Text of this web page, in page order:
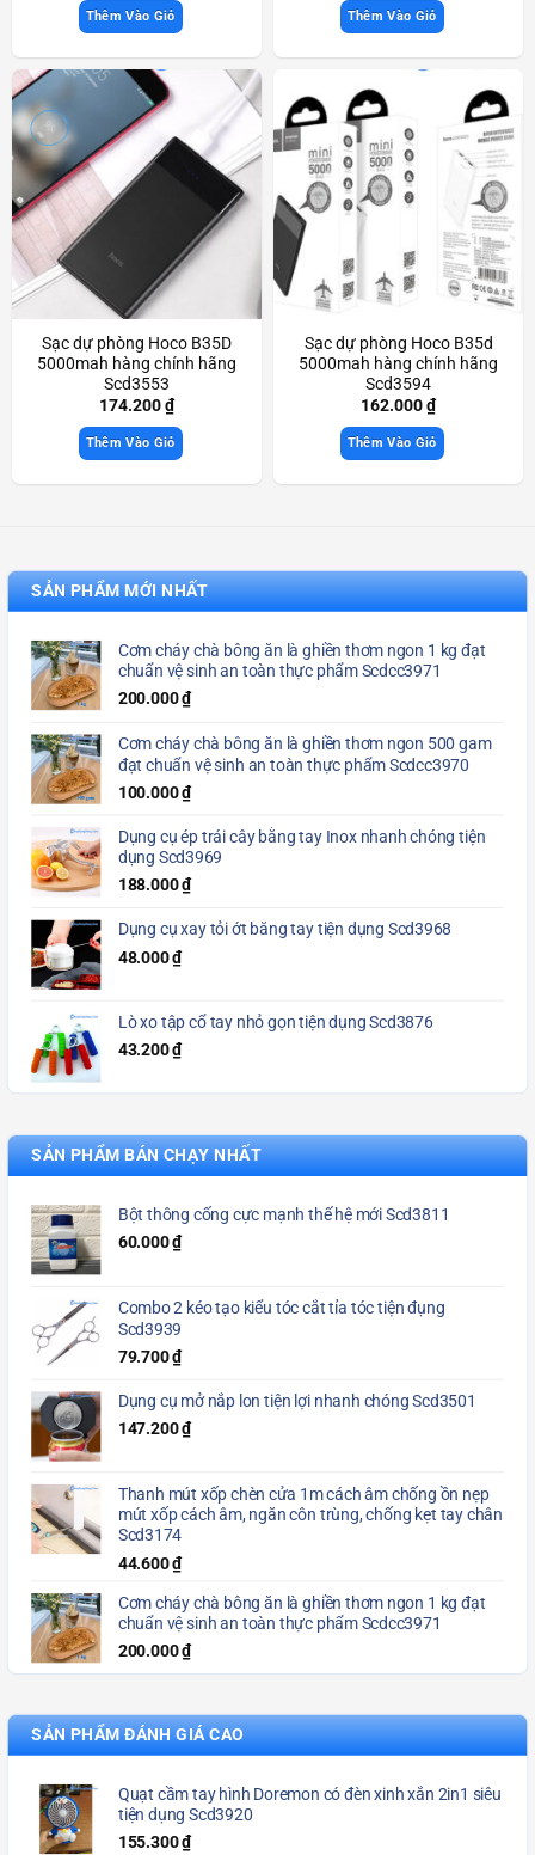
Thêm Vào Giỏ Thêm Vào Giỏ
Sạc dự phòng Hoco B35D
5000mah hàng chính hãng
Scd3553
174.200₫
Thêm Vào Giỏ
Sạc dự phòng Hoco B35d
5000mah hàng chính hãng
Scd3594
162.000₫
Thêm Vào Giỏ
SẢN PHẨM MỚI NHẤT
Cơm cháy chà bông ăn là ghiền thơm ngon 1 kg đạt
chuẩn vệ sinh an toàn thực phẩm Scdcc3971
200.000₫
Cơm cháy chà bông ăn là ghiền thơm ngon 500 gam
đạt chuẩn vệ sinh an toàn thực phẩm Scdcc3970
100.000₫
Dụng cụ ép trái cây bằng tay Inox nhanh chóng tiện
dụng Scd3969
188.000₫
Dụng cụ xay tỏi ớt bằng tay tiện dụng Scd3968
48.000₫
Lò xo tập cổ tay nhỏ gọn tiện dụng Scd3876
43.200₫
SẢN PHẨM BÁN CHẠY NHẤT
Bột thông cống cực mạnh thế hệ mới Scd3811
60.000₫
Combo 2 kéo tạo kiểu tóc cắt tỉa tóc tiện đụng
Scd3939
79.700₫
Dụng cụ mở nắp lon tiện lợi nhanh chóng Scd3501
147.200₫
Thanh mút xốp chèn cửa 1m cách âm chống ồn nẹp
mút xốp cách âm, ngăn côn trùng, chống kẹt tay chân
Scd3174
44.600₫
Cơm cháy chà bông ăn là ghiền thơm ngon 1 kg đạt
chuẩn vệ sinh an toàn thực phẩm Scdcc3971
200.000₫
SẢN PHẨM ĐÁNH GIÁ CAO
Quạt cầm tay hình Doremon có đèn xinh xắn 2in1 siêu
tiện dụng Scd3920
155.300₫